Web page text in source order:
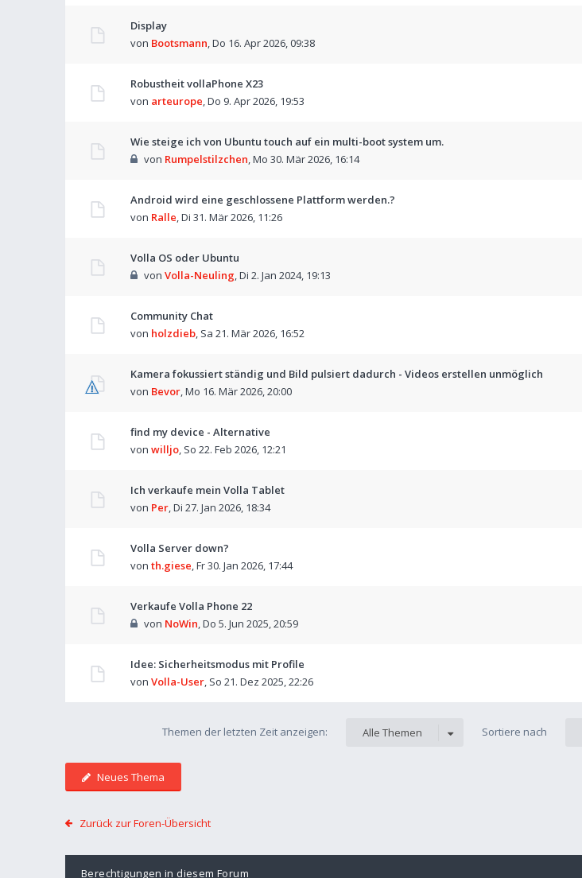
Display
von Bootsmann,Do 16. Apr 2026, 09:38
Robustheit vollaPhone X23
von arteurope,Do 9. Apr 2026, 19:53
Wie steige ich von Ubuntu touch auf ein multi-boot system um.
von Rumpelstilzchen,Mo 30. Mär 2026, 16:14
Android wird eine geschlossene Plattform werden.?
von Ralle,Di 31. Mär 2026, 11:26
Volla OS oder Ubuntu
von Volla-Neuling,Di 2. Jan 2024, 19:13
Community Chat
von holzdieb, Sa 21. Mär 2026, 16:52
Kamera fokussiert ständig und Bild pulsiert dadurch - Videos erstellen unmöglich
von Bevor,Mo 16. Mär 2026, 20:00
find my device - Alternative
von willjo, So 22. Feb 2026, 12:21
Ich verkaufe mein Volla Tablet
von Per,Di 27. Jan 2026, 18:34
Volla Server down?
von th.giese,Fr 30. Jan 2026, 17:44
Verkaufe Volla Phone 22
von NoWin,Do 5. Jun 2025, 20:59
Idee: Sicherheitsmodus mit Profile
von Volla-User, So 21. Dez 2025, 22:26
Themen der letzten Zeit anzeigen: Alle Themen Sortiere nach
Neues Thema
Zurück zur Foren-Übersicht
Berechtigungen in diesem Forum